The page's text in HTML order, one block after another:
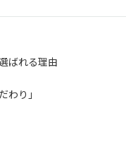
ばれる理由
わり」